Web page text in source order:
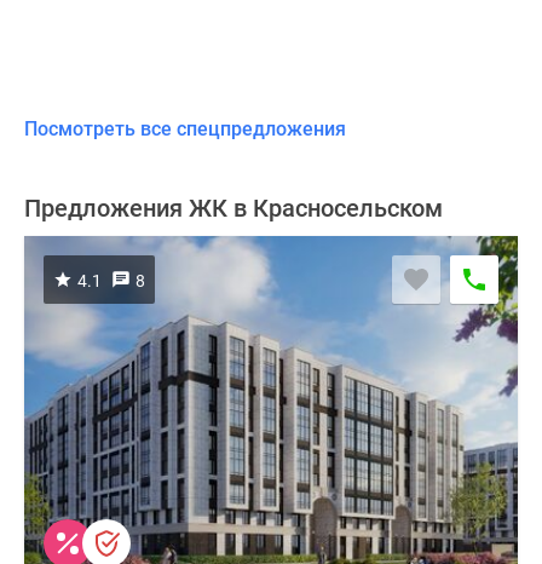
Посмотреть все спецпредложения
Предложения ЖК в Красносельском
4.1 8